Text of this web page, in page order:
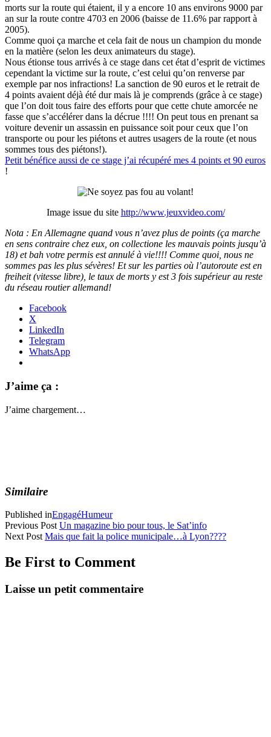
morts sur la route qui étaient, il y a encore 10 ans environs 9000 par
an sur la route contre 4703 en 2006 (baisse de 11.6% par rapport à
2005).
Comme quoi ça marche et cela fait de nous un champion du monde
en la matière (selon les deux animateurs du stage).
Nous étionse tous arrivés à ce stage dans cet état d’esprit de victimes
cependant la victime sur la route, c’est celui qu’on renverse par
exemple par nos infractions! La sanction de 90 euros et le retrait de
4 points avaient déjà été dur mais là je comprends (grâce à ce stage)
que l’on doit tous faire des efforts pour que cette chute amorcée ne
fasse que s’accélérer dans la décrue !!!! On peut tous en prenant sa
voiture devenir un assassin en puissance soit pour ceux que l’on
transporte ou pour les piétons et autres usagers de la route (et nous
sommes tous des piétons!).
Petit bénéfice aussi de ce stage j’ai récupéré mes 4 points et 90 euros
!
Image issue du site http://www.jeuxvideo.com/
Nota : En Allemagne quand vous n’avez plus de points (ça marche
en sens contraire chez eux, on collectione les mauvais points jusqu’à
18) et bah votre permis est annulé à vie!!!! Comme quoi, nous ne
sommes pas les plus sévères! Et sur les parties où l’autoroute est en
freiheit (vitesse libre), le taux de morts y est 3 fois supérieur au reste
du réseau routier allemand!
Facebook
X
LinkedIn
Telegram
WhatsApp
J’aime ça :
J’aime chargement…
Similaire
Published inEngagéHumeur
Previous Post Un magazine bio pour tous, le Sat’info
Next Post Mais que fait la police municipale…à Lyon????
Be First to Comment
Laisse un petit commentaire